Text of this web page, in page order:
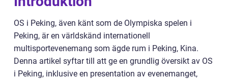
OS i Peking, även känt som de Olympiska spelen i
Peking, är en världskänd internationell
multisportevenemang som ägde rum i Peking, Kina.
Denna artikel syftar till att ge en grundlig översikt av OS
i Peking, inklusive en presentation av evenemanget,